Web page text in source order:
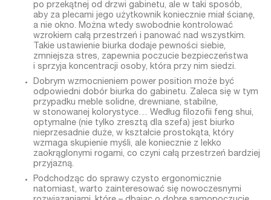
po przekątnej od drzwi gabinetu, ale w taki sposób,
aby za plecami jego użytkownik koniecznie miał ścianę,
a nie okno. Można wtedy swobodnie kontrolować
wzrokiem całą przestrzeń i panować nad wszystkim.
Takie ustawienie biurka dodaje pewności siebie,
zmniejsza stres, zapewnia poczucie bezpieczeństwa
i sprzyja koncentracji osoby, która przy nim siedzi.
Dobrym wzmocnieniem power position może być
odpowiedni dobór biurka do gabinetu. Zaleca się w tym
przypadku meble solidne, drewniane, stabilne,
w stonowanej kolorystyce… Według filozofii feng shui,
optymalne (nie tylko zresztą dla szefa) jest biurko
nieprzesadnie duże, w kształcie prostokąta, który
wzmaga skupienie myśli, ale koniecznie z lekko
zaokrąglonymi rogami, co czyni całą przestrzeń bardziej
przyjazną.
Podchodząc do sprawy czysto ergonomicznie
natomiast, warto zainteresować się nowoczesnymi